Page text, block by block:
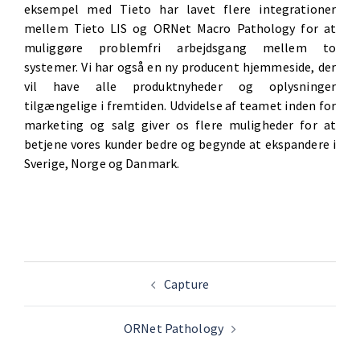
eksempel med Tieto har lavet flere integrationer
mellem Tieto LIS og ORNet Macro Pathology for at
muliggøre problemfri arbejdsgang mellem to
systemer. Vi har også en ny producent hjemmeside, der
vil have alle produktnyheder og oplysninger
tilgængelige i fremtiden. Udvidelse af teamet inden for
marketing og salg giver os flere muligheder for at
betjene vores kunder bedre og begynde at ekspandere i
Sverige, Norge og Danmark.
Capture
ORNet Pathology